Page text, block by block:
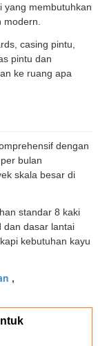
yang membutuhkan
casing pintu,
pintu dan
ke ruang apa
dengan
bulan
skala besar di
standar 8 kaki
dan dasar lantai
kebutuhan kayu
,